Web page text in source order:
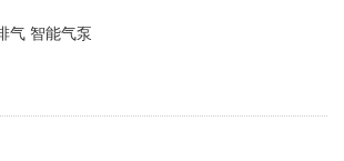
气 智能气泵